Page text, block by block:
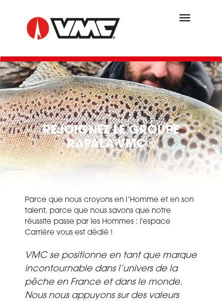
to
main
content
REJOIGNEZ LE GROUPE
RAPALA-VMC®
Parce que nous croyons en l’Homme et en son
talent, parce que nous savons que notre
réussite passe par les Hommes : l'espace
Carrière vous est dédié !
VMC se positionne en tant que marque
incontournable dans l’univers de la
pêche en France et dans le monde.
Nous nous appuyons sur des valeurs